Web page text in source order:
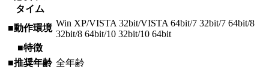
タイム
■動作環境 Win XP/VISTA 32bit/VISTA 64bit/7 32bit/7 64bit/8
32bit/8 64bit/10 32bit/10 64bit
■特徴
■推奨年齢 全年齢